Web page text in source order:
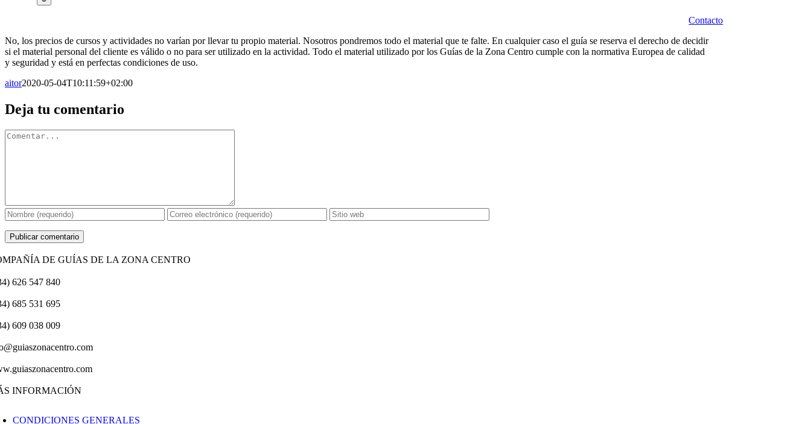
Contacto
No, los precios de cursos y actividades no varían por llevar tu propio material. Nosotros pondremos todo el material que te falte. En cualquier caso el guía se reserva el derecho de decidir
si el material personal del cliente es válido o no para ser utilizado en la actividad. Todo el material utilizado por los Guías de la Zona Centro cumple con la normativa Europea de calidad
y seguridad y está en perfectas condiciones de uso.
aitor2020-05-04T10:11:59+02:00
Facebook
X
Reddit
LinkedIn
WhatsApp
Tumblr
Pinterest
Vk
Correo
electrónico
Deja tu comentario
Comentario
DE GUÍAS DE LA ZONA CENTRO
626 547 840
685 531 695
609 038 009
INFORMACIÓN
CONDICIONES GENERALES